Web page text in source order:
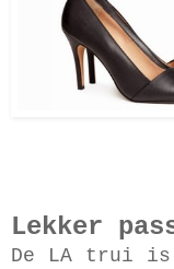
Lekker
De LA trui